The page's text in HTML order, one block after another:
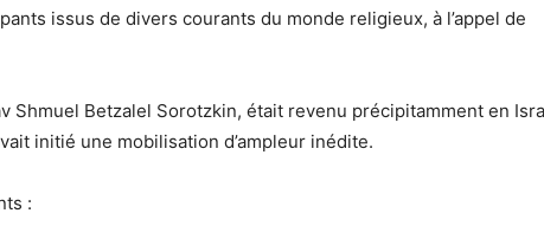
issus de divers courants du monde religieux, à l’appel de
Shmuel Betzalel Sorotzkin, était revenu précipitamment en
initié une mobilisation d’ampleur inédite.
: